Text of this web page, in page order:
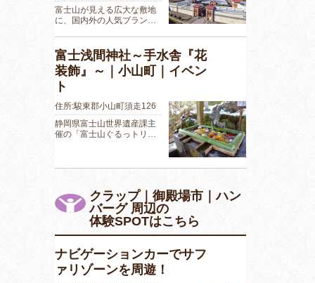
富士山が見える広大な敷地
に、国内外の人気ブラン…
富士浅間神社～手水舎『花
装飾』～｜小山町｜イベン
ト
住所:駿東郡小山町須走126
静岡県富士山世界遺産課主
催の「富士山ぐるっトリ…
クラップ｜御殿場市｜ハン
バーグ 周辺の
体験SPOTはこちら
ナビゲーションカーでサフ
ァリゾーンを周遊！